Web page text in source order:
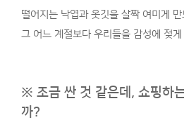
떨어지는 낙엽과 옷깃을 살짝 여미게
그 어느 계절보다 우리들을 감성에 젖게
※ 조금 싼 것 같은데, 쇼핑하
까?